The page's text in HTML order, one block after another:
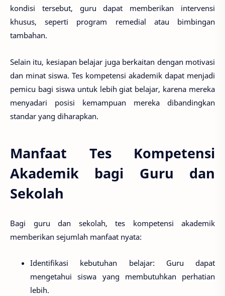
kondisi tersebut, guru dapat memberikan intervensi
khusus, seperti program remedial atau bimbingan
tambahan.
Selain itu, kesiapan belajar juga berkaitan dengan motivasi
dan minat siswa. Tes kompetensi akademik dapat menjadi
pemicu bagi siswa untuk lebih giat belajar, karena mereka
menyadari posisi kemampuan mereka dibandingkan
standar yang diharapkan.
Manfaat Tes Kompetensi
Akademik bagi Guru dan
Sekolah
Bagi guru dan sekolah, tes kompetensi akademik
memberikan sejumlah manfaat nyata:
Identifikasi kebutuhan belajar: Guru dapat
mengetahui siswa yang membutuhkan perhatian
lebih.